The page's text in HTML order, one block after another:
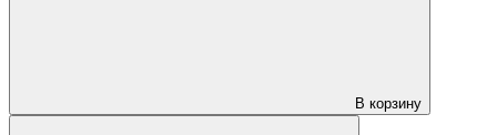
В корзину